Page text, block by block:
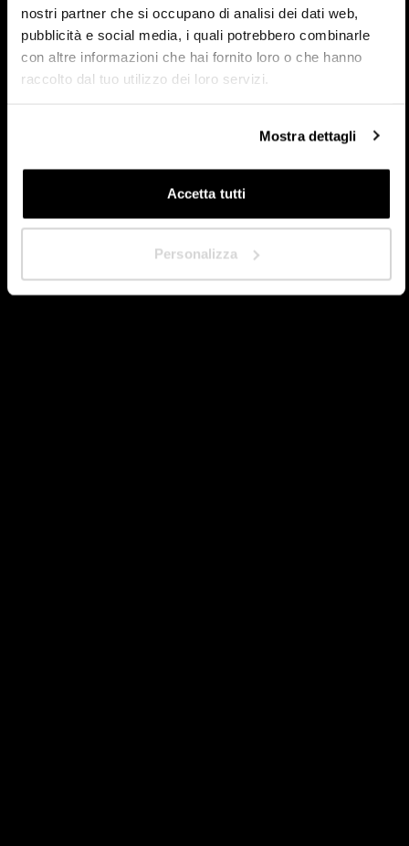
nostri partner che si occupano di analisi dei dati web,
pubblicità e social media, i quali potrebbero combinarle
con altre informazioni che hai fornito loro o che hanno
raccolto dal tuo utilizzo dei loro servizi.
Mostra dettagli
Accetta tutti
Personalizza
Händler
In welchem Land sind Sie ansässig?
Nächste